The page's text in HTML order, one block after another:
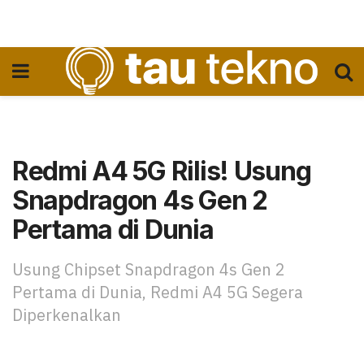
Redmi A4 5G Rilis! Usung
Snapdragon 4s Gen 2
Pertama di Dunia
Usung Chipset Snapdragon 4s Gen 2
Pertama di Dunia, Redmi A4 5G Segera
Diperkenalkan